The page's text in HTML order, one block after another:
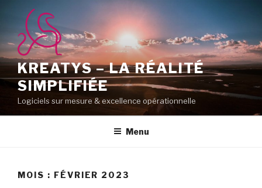
contenu
principal
KREATYS – LA RÉALITÉ
SIMPLIFIÉE
Logiciels sur mesure & excellence opérationnelle
Menu
MOIS : FÉVRIER 2023